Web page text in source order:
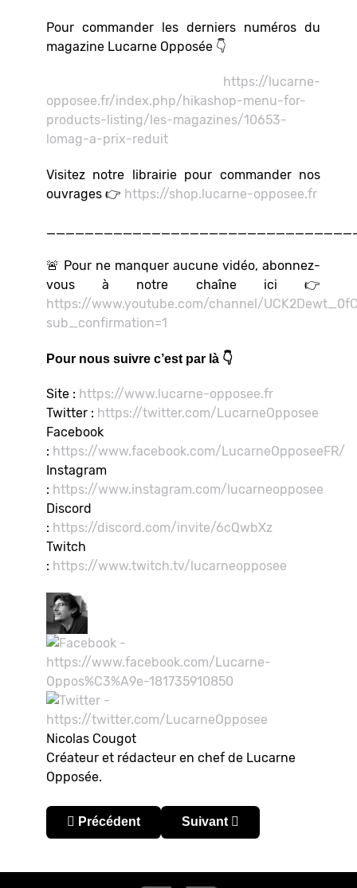
Pour commander les derniers numéros du
magazine Lucarne Opposée 👇
https://lucarne-
opposee.fr/index.php/hikashop-menu-for-
products-listing/les-magazines/10653-
lomag-a-prix-reduit
Visitez notre librairie pour commander nos
ouvrages 👉 https://shop.lucarne-opposee.fr
🚨 Pour ne manquer aucune vidéo, abonnez-
vous à notre chaîne ici 👉
https://www.youtube.com/channel/
sub_confirmation=1
Pour nous suivre c’est par là 👇
Site : https://www.lucarne-opposee.fr
Twitter : https://twitter.com/LucarneOpposee
Facebook
: https://www.facebook.com/LucarneOpposeeFR/
Instagram
: https://www.instagram.com/lucarneopposee
Discord
: https://discord.com/invite/6cQwbXz
Twitch
: https://www.twitch.tv/lucarneopposee
Nicolas Cougot
Créateur et rédacteur en chef de Lucarne
Opposée.
Article précédent : [Temps Additionnel
Précédent Article suivant : [Temps
Suivant